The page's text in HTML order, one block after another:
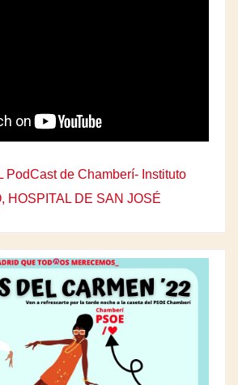
PodCast de Chamberí- Instituto
HOSPITAL DE SAN JOSÉ